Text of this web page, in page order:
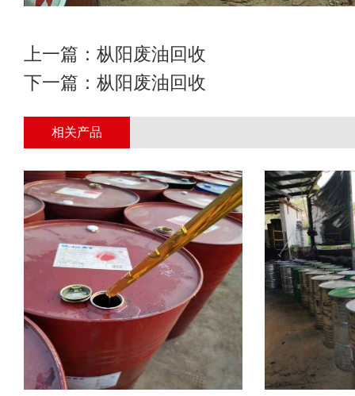
上一篇： 枞阳废油回收
下一篇： 枞阳废油回收
相关产品